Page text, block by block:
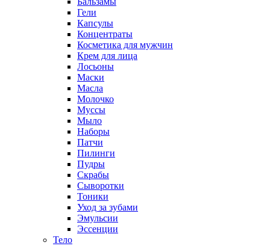
Гели
Капсулы
Концентраты
Косметика для мужчин
Крем для лица
Лосьоны
Маски
Масла
Молочко
Муссы
Мыло
Наборы
Патчи
Пилинги
Пудры
Скрабы
Сыворотки
Тоники
Уход за зубами
Эмульсии
Эссенции
Тело